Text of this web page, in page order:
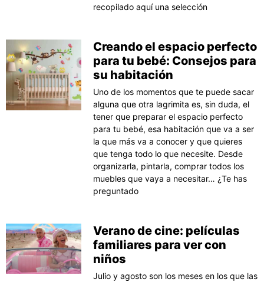
recopilado aquí una selección
Creando el espacio perfecto
para tu bebé: Consejos para
su habitación
Uno de los momentos que te puede sacar
alguna que otra lagrimita es, sin duda, el
tener que preparar el espacio perfecto
para tu bebé, esa habitación que va a ser
la que más va a conocer y que quieres
que tenga todo lo que necesite. Desde
organizarla, pintarla, comprar todos los
muebles que vaya a necesitar… ¿Te has
preguntado
Verano de cine: películas
familiares para ver con
niños
Julio y agosto son los meses en los que las